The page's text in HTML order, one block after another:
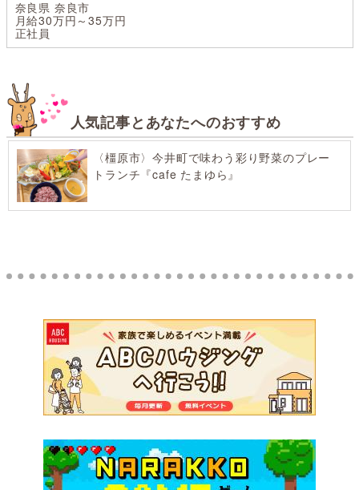
奈良県 奈良市
月給30万円～35万円
正社員
人気記事とあなたへのおすすめ
〈橿原市〉今井町で味わう彩り野菜のプレー
トランチ『cafe たまゆら』